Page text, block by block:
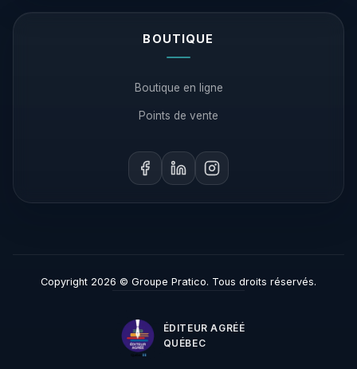
BOUTIQUE
Boutique en ligne
Points de vente
Copyright 2026 © Groupe Pratico. Tous droits réservés.
ÉDITEUR AGRÉÉ
QUÉBEC